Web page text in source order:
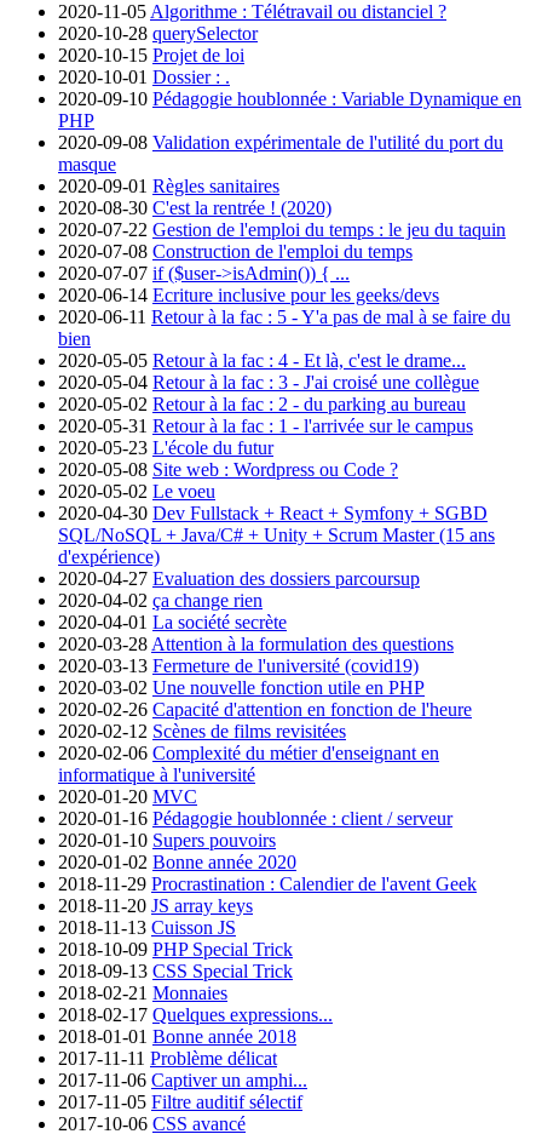
2020-11-05 Algorithme : Télétravail ou distanciel ?
2020-10-28 querySelector
2020-10-15 Projet de loi
2020-10-01 Dossier : .
2020-09-10 Pédagogie houblonnée : Variable Dynamique en
PHP
2020-09-08 Validation expérimentale de l'utilité du port du
masque
2020-09-01 Règles sanitaires
2020-08-30 C'est la rentrée ! (2020)
2020-07-22 Gestion de l'emploi du temps : le jeu du taquin
2020-07-08 Construction de l'emploi du temps
2020-07-07 if ($user->isAdmin()) { ...
2020-06-14 Ecriture inclusive pour les geeks/devs
2020-06-11 Retour à la fac : 5 - Y'a pas de mal à se faire du
bien
2020-05-05 Retour à la fac : 4 - Et là, c'est le drame...
2020-05-04 Retour à la fac : 3 - J'ai croisé une collègue
2020-05-02 Retour à la fac : 2 - du parking au bureau
2020-05-31 Retour à la fac : 1 - l'arrivée sur le campus
2020-05-23 L'école du futur
2020-05-08 Site web : Wordpress ou Code ?
2020-05-02 Le voeu
2020-04-30 Dev Fullstack + React + Symfony + SGBD
SQL/NoSQL + Java/C# + Unity + Scrum Master (15 ans
d'expérience)
2020-04-27 Evaluation des dossiers parcoursup
2020-04-02 ça change rien
2020-04-01 La société secrète
2020-03-28 Attention à la formulation des questions
2020-03-13 Fermeture de l'université (covid19)
2020-03-02 Une nouvelle fonction utile en PHP
2020-02-26 Capacité d'attention en fonction de l'heure
2020-02-12 Scènes de films revisitées
2020-02-06 Complexité du métier d'enseignant en
informatique à l'université
2020-01-20 MVC
2020-01-16 Pédagogie houblonnée : client / serveur
2020-01-10 Supers pouvoirs
2020-01-02 Bonne année 2020
2018-11-29 Procrastination : Calendier de l'avent Geek
2018-11-20 JS array keys
2018-11-13 Cuisson JS
2018-10-09 PHP Special Trick
2018-09-13 CSS Special Trick
2018-02-21 Monnaies
2018-02-17 Quelques expressions...
2018-01-01 Bonne année 2018
2017-11-11 Problème délicat
2017-11-06 Captiver un amphi...
2017-11-05 Filtre auditif sélectif
2017-10-06 CSS avancé